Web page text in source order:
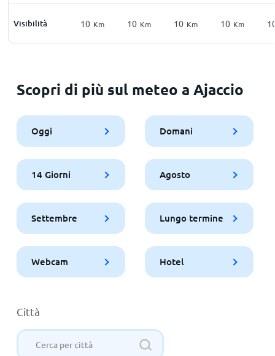
Visibilità 10 Km 10 Km 10 Km 10 Km
Scopri di più sul meteo a Ajaccio
Oggi Domani
14 Giorni Agosto
Settembre Lungo termine
Webcam Hotel
Città